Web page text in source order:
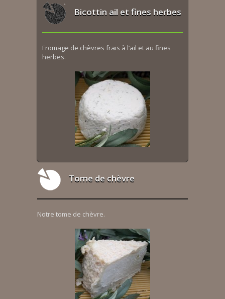
Bicottin ail et fines herbes
Fromage de chèvres frais à l’ail et au fines
herbes.
Tome de chèvre
Notre tome de chèvre.